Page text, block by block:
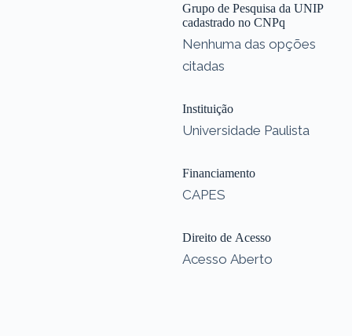
Grupo de Pesquisa da UNIP
cadastrado no CNPq
Nenhuma das opções
citadas
Instituição
Universidade Paulista
Financiamento
CAPES
Direito de Acesso
Acesso Aberto